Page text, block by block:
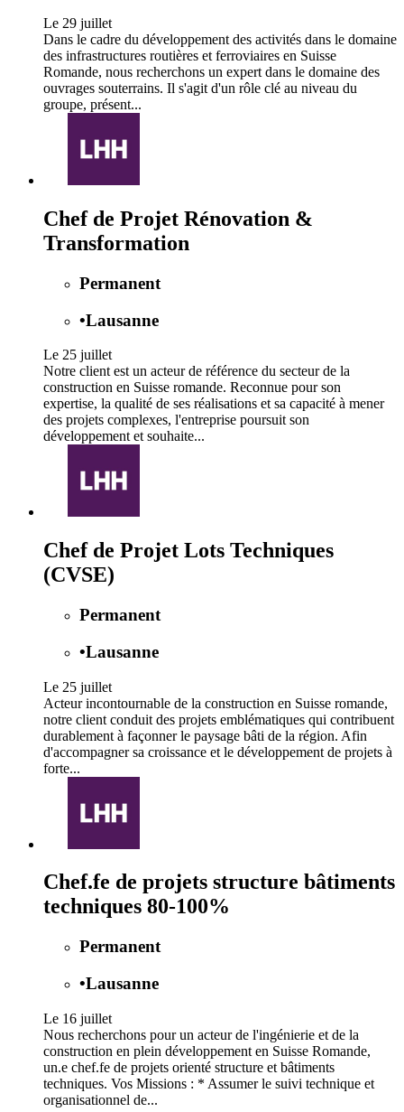
Le 29 juillet
Dans le cadre du développement des activités dans le domaine
des infrastructures routières et ferroviaires en Suisse
Romande, nous recherchons un expert dans le domaine des
ouvrages souterrains. Il s'agit d'un rôle clé au niveau du
groupe, présent...
Chef de Projet Rénovation &
Transformation
Permanent
•Lausanne
Le 25 juillet
Notre client est un acteur de référence du secteur de la
construction en Suisse romande. Reconnue pour son
expertise, la qualité de ses réalisations et sa capacité à mener
des projets complexes, l'entreprise poursuit son
développement et souhaite...
Chef de Projet Lots Techniques
(CVSE)
Permanent
•Lausanne
Le 25 juillet
Acteur incontournable de la construction en Suisse romande,
notre client conduit des projets emblématiques qui contribuent
durablement à façonner le paysage bâti de la région. Afin
d'accompagner sa croissance et le développement de projets à
forte...
Chef.fe de projets structure bâtiments
techniques 80-100%
Permanent
•Lausanne
Le 16 juillet
Nous recherchons pour un acteur de l'ingénierie et de la
construction en plein développement en Suisse Romande,
un.e chef.fe de projets orienté structure et bâtiments
techniques. Vos Missions : * Assumer le suivi technique et
organisationnel de...